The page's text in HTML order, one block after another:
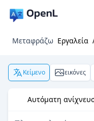
Μεταφράζω Εργαλεία
Κείμενο εικόνες
Αυτόματη